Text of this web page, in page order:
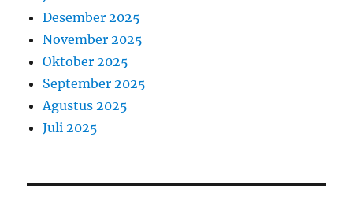
Desember 2025
November 2025
Oktober 2025
September 2025
Agustus 2025
Juli 2025